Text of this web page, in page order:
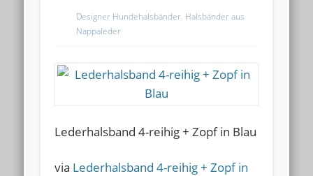
Designer Hundehalsbänder, Halsbänder aus
Nappaleder
Lederhalsband 4-reihig + Zopf in Blau
via Lederhalsband 4-reihig + Zopf in